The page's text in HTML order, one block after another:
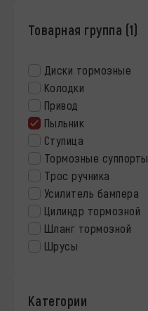
Товарная группа (1)
Диски тормозные
Колодки
Привод
Пыльник
Ступица
Тормозные суппорты
Трос ручника
Усилитель бампера
Цилиндр тормозной
Шланг тормозной
Шрусы
Категории